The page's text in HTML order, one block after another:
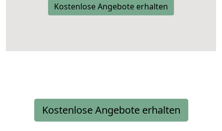
Kostenlose Angebote erhalten
Kostenlose Angebote erhalten